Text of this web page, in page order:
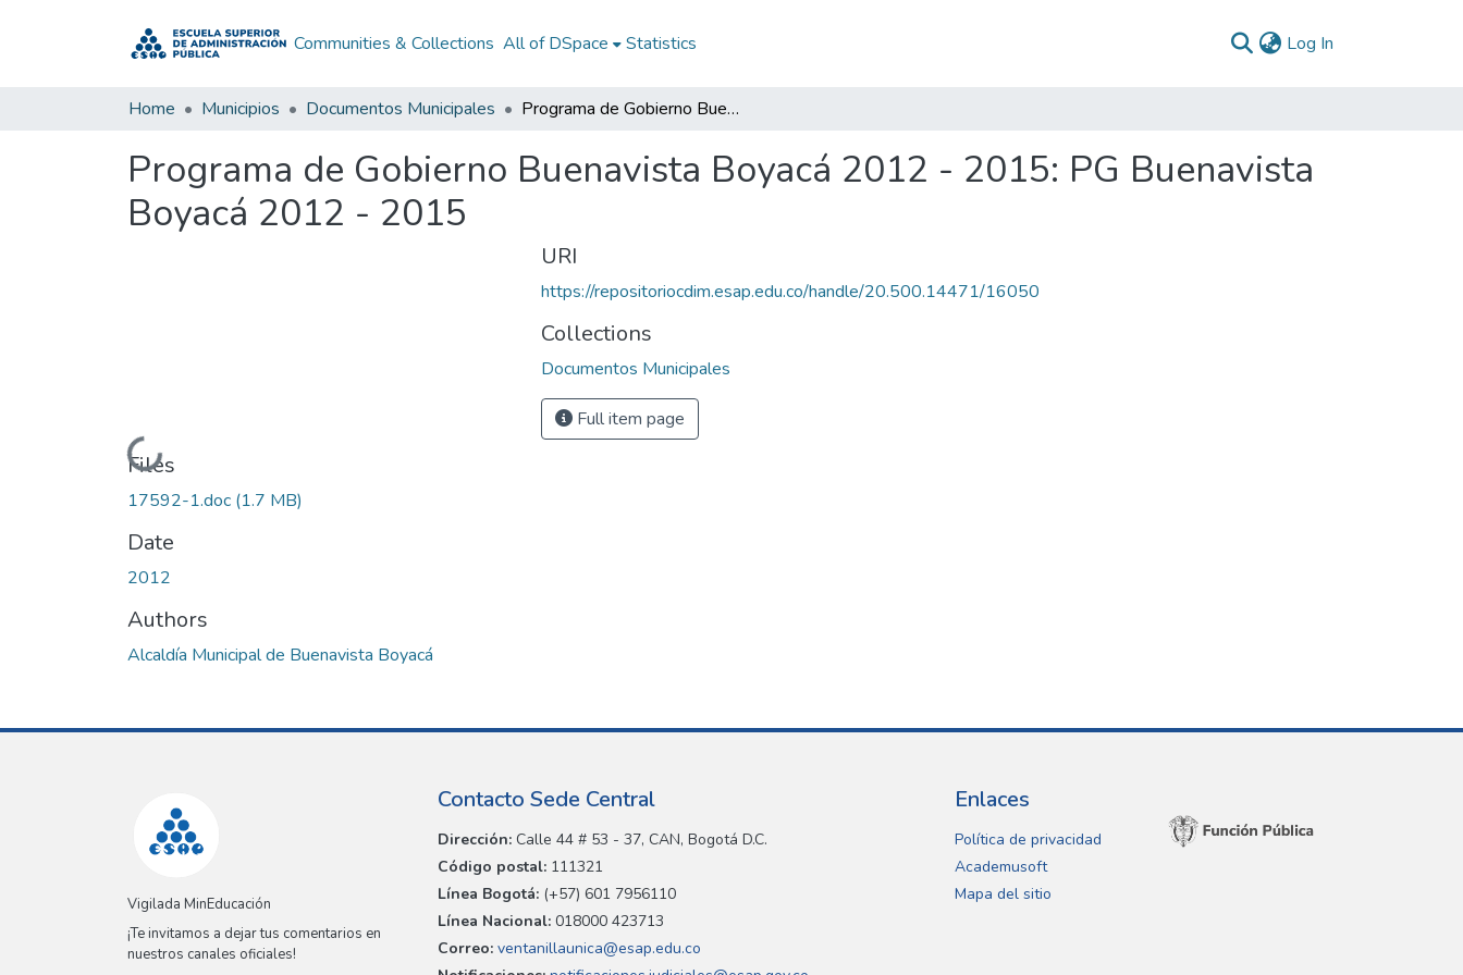
Communities & Collections All of DSpace Statistics Log In
Home Municipios Documentos Municipales Programa de Gobierno Buenavista Boyacá 2012 - 2015: PG Buenavista Boyacá 2012 - 2015
Programa de Gobierno Buenavista Boyacá 2012 - 2015: PG Buenavista
Boyacá 2012 - 2015
Loading...
Files
17592-1.doc (1.7 MB)
Date
2012
Authors
Alcaldía Municipal de Buenavista Boyacá
URI
https://repositoriocdim.esap.edu.co/handle/20.500.14471/16050
Collections
Documentos Municipales
Full item page
Vigilada MinEducación
¡Te invitamos a dejar tus comentarios en
nuestros canales oficiales!
Contacto Sede Central
Dirección: Calle 44 # 53 - 37, CAN, Bogotá D.C.
Código postal: 111321
Línea Bogotá: (+57) 601 7956110
Línea Nacional: 018000 423713
Correo: ventanillaunica@esap.edu.co
Enlaces
Política de privacidad
Academusoft
Mapa del sitio